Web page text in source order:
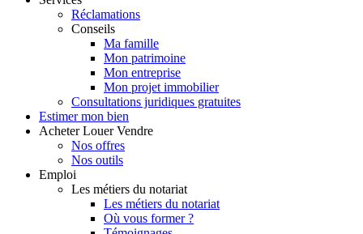
Réclamations
Conseils
Ma famille
Mon patrimoine
Mon entreprise
Mon projet immobilier
Consultations juridiques gratuites
Estimer mon bien
Acheter Louer Vendre
Nos offres
Nos outils
Emploi
Les métiers du notariat
Les métiers du notariat
Où vous former ?